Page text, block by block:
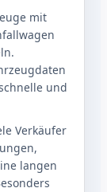
mit
und
Verkäufer
langen